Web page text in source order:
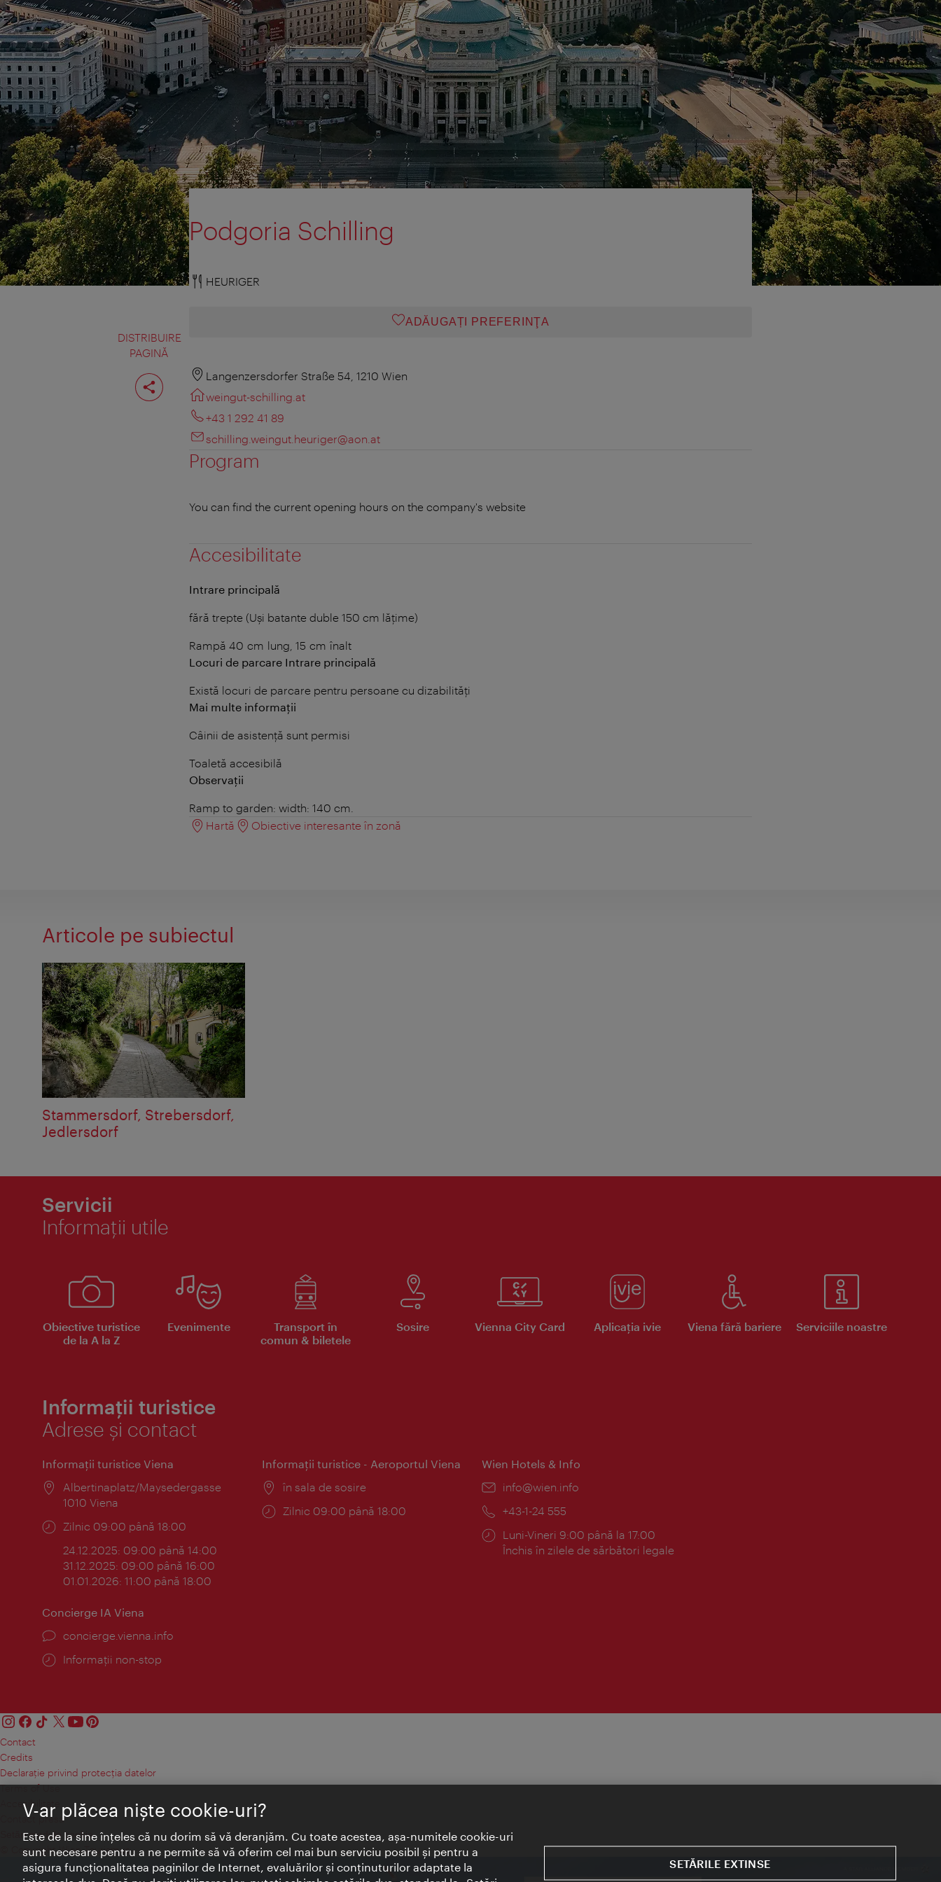
DISTRIBUIRE
PAGINĂ
Distribuiţi
pagina
Podgoria Schilling
HEURIGER
ADĂUGAȚI PREFERINŢA
Langenzersdorfer Straße 54, 1210 Wien
weingut-schilling.at
+43 1 292 41 89
schilling.weingut.heuriger@aon.at
Program
You can find the current opening hours on the company's website
Accesibilitate
Intrare principală
fără trepte (Uși batante duble 150 cm lățime)
Rampă 40 cm lung, 15 cm înalt
Locuri de parcare Intrare principală
Există locuri de parcare pentru persoane cu dizabilități
Mai multe informații
Câinii de asistență sunt permisi
Toaletă accesibilă
Observații
Ramp to garden: width: 140 cm.
Hartă
Obiective interesante în zonă
Articole pe subiectul
Stammersdorf, Strebersdorf,
Jedlersdorf
Servicii
Informaţii utile
Obiective turistice
de la A la Z
Evenimente
Transport în
comun & biletele
Sosire Vienna City Card Aplicaţia ivie Viena fără bariere Serviciile noastre
Informații turistice
Adrese și contact
Informaţii turistice Viena
Locul:
Albertinaplatz/Maysedergasse
1010 Viena
Program:
Zilnic 09:00 până 18:00
24.12.2025: 09:00 până 14:00
31.12.2025: 09:00 până 16:00
01.01.2026: 11:00 până 18:00
Informaţii turistice - Aeroportul Viena
Locul:
în sala de sosire
Program:
Zilnic 09:00 până 18:00
Wien Hotels & Info
E-
info@wien.info
Telefon:
+43-1-24 555
Program:
Luni-Vineri 9:00 până la 17:00
Închis în zilele de sărbători legale
Concierge IA Viena
concierge.vienna.info
Informații non-stop
Contact
Credits
Declaraţie privind protecţia datelor
Terms of Use
Accesibilitate
Contact presa
Setări module cookie
© Copyright Wien Tourismus
V-ar plăcea nişte cookie-uri?
Este de la sine înţeles că nu dorim să vă deranjăm. Cu toate acestea, aşa-numitele cookie-uri
sunt necesare pentru a ne permite să vă oferim cel mai bun serviciu posibil şi pentru a
asigura funcţionalitatea paginilor de Internet, evaluărilor şi conţinuturilor adaptate la
SETĂRILE EXTINSE